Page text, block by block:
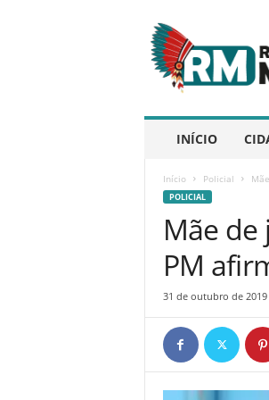
e
p
ó
INÍCIO
Início Policial
POLICIAL
Mãe
PM
31 de outubro de 2019